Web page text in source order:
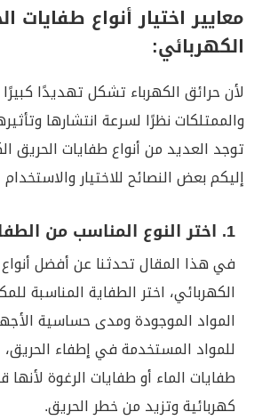
معايير اختيار أنواع طفايات
الكهربائي:
لأن حرائق الكهرباء تشكل تهديدًا
والممتلكات نظرًا لسرعة انتشارها
توجد العديد من أنواع طفايات الحريق
إليكم بعض النصائح للاختيار
1. اختر النوع المناسب من الطفايات:
في هذا المقال تحدثنا عن أفضل
الكهربائي، اختر الطفاية المناسبة
المواد الموجودة ومدى حساسية
للمواد المستخدمة في إطفاء
طفايات الماء أو طفايات الرغوة
كهربائية وتزيد من خطر الحريق.